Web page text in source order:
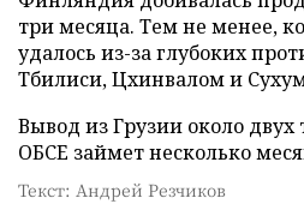
три месяца. Тем не менее,
удалось из-за глубоких
Тбилиси, Цхинвалом и
Вывод из Грузии около двух
ОБСЕ займет несколько
Текст: Андрей Резчиков